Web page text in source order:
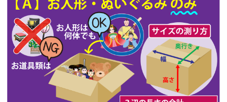
2026/06/20
雛人形をお道具も含め一式で引き取っ
てくださる...
第63回人形供養祭 令和5年8月1日(火)
第62回人形供養祭令和5年6月21日(水)
第61回人形供養祭 令和5年5月19日(金)
第60回人形供養祭令和5年3月28日(火)
第59回人形供養祭 令和5年2月10日(金)